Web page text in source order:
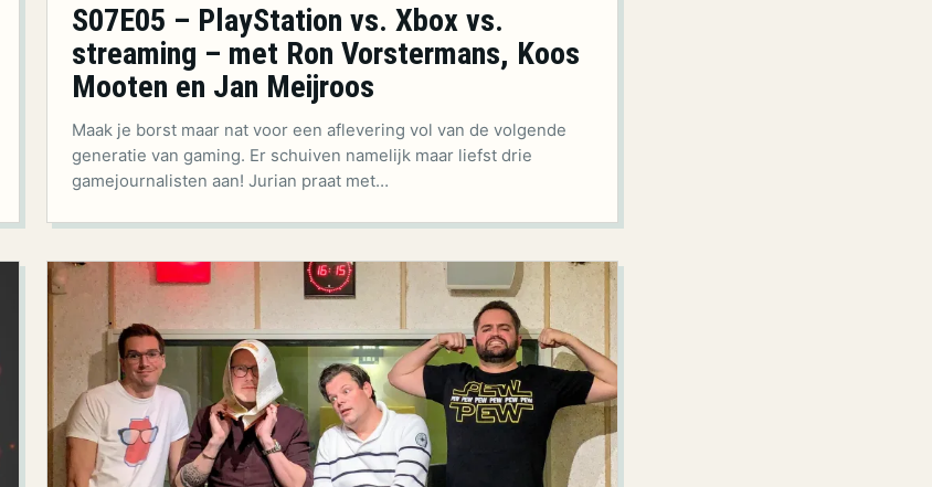
S07E05 – PlayStation vs. Xbox vs.
streaming – met Ron Vorstermans, Koos
Mooten en Jan Meijroos
Maak je borst maar nat voor een aflevering vol van de volgende
generatie van gaming. Er schuiven namelijk maar liefst drie
gamejournalisten aan! Jurian praat met…